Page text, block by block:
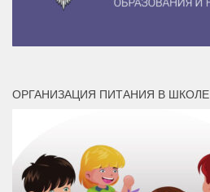
ОРГАНИЗАЦИЯ ПИТАНИЯ В ШКОЛЕ